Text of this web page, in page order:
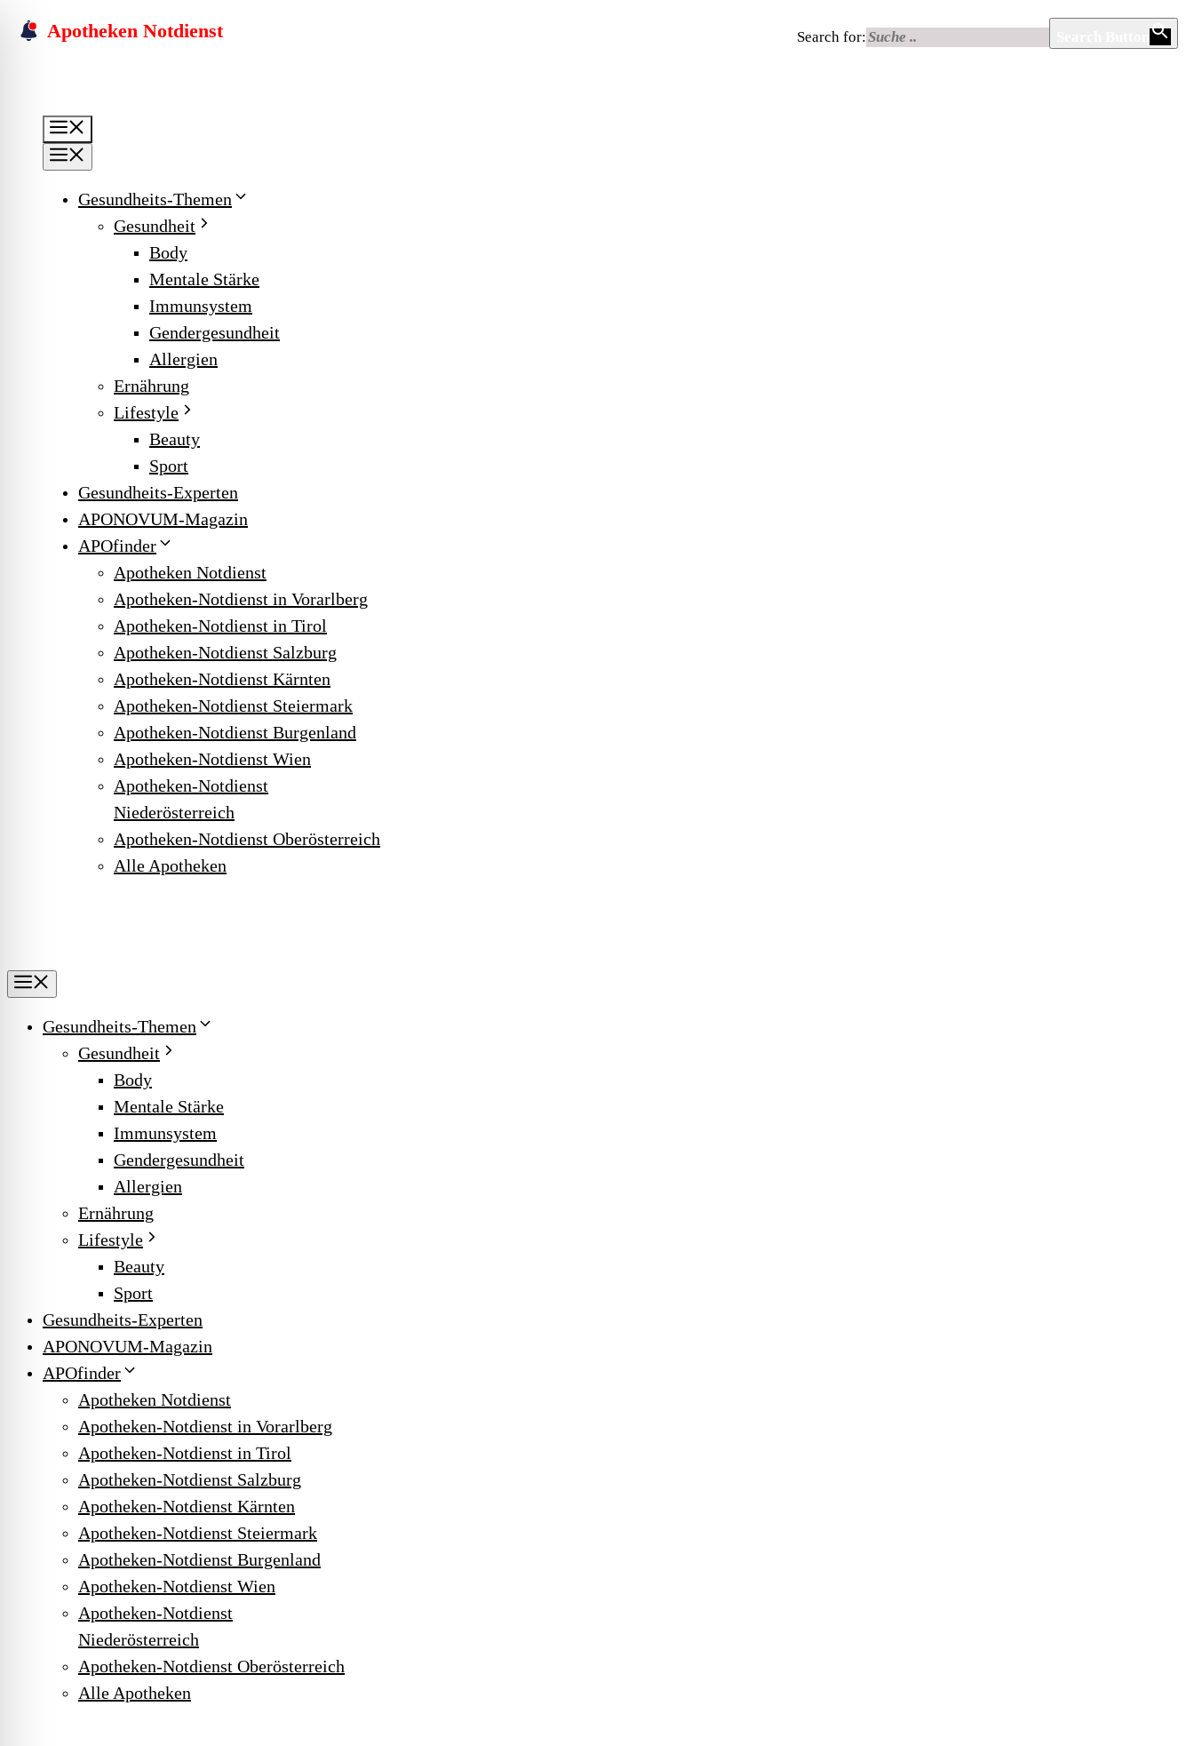
Skip
Apotheken Notdienst Search for:
Gesundheits-Themen
Gesundheit
Body
Mentale Stärke
Immunsystem
Gendergesundheit
Allergien
Ernährung
Lifestyle
Beauty
Sport
Gesundheits-Experten
APONOVUM-Magazin
APOfinder
Apotheken Notdienst
Apotheken-Notdienst in Vorarlberg
Apotheken-Notdienst in Tirol
Apotheken-Notdienst Salzburg
Apotheken-Notdienst Kärnten
Apotheken-Notdienst Steiermark
Apotheken-Notdienst Burgenland
Apotheken-Notdienst Wien
Apotheken-Notdienst
Niederösterreich
Apotheken-Notdienst Oberösterreich
Alle Apotheken
Gesundheits-Themen
Gesundheit
Body
Mentale Stärke
Immunsystem
Gendergesundheit
Allergien
Ernährung
Lifestyle
Beauty
Sport
Gesundheits-Experten
APONOVUM-Magazin
APOfinder
Apotheken Notdienst
Apotheken-Notdienst in Vorarlberg
Apotheken-Notdienst in Tirol
Apotheken-Notdienst Salzburg
Apotheken-Notdienst Kärnten
Apotheken-Notdienst Steiermark
Apotheken-Notdienst Burgenland
Apotheken-Notdienst Wien
Apotheken-Notdienst
Niederösterreich
Apotheken-Notdienst Oberösterreich
Alle Apotheken